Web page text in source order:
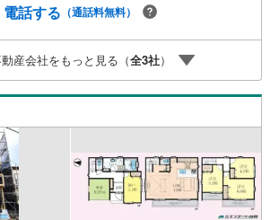
ームや注文建築についてご相談頂けます4.年中
時間はお電話でのお問合わせがスムーズです
でおこしくださいキッズスペース、授乳室、
ッド、アンパンマンジュースをご用意してお
学ご希望の方は、右上の“室内・現地を見学す
ボタンからご予約ください。
電話する （通話料無料）
産会社をもっと見る（全3社）